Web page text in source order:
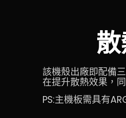
該機殼出廠即配備
在提升散熱效果，
PS:主機板需具有